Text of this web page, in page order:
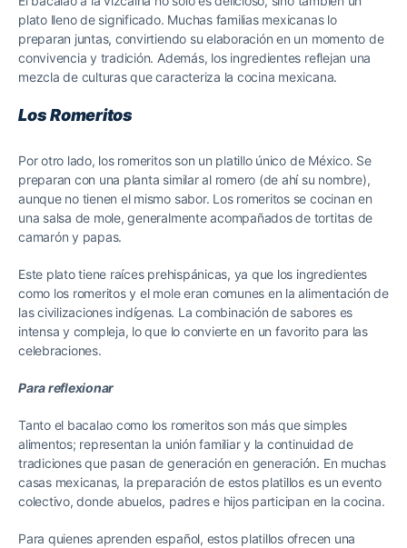
plato lleno de significado. Muchas familias mexicanas lo
preparan juntas, convirtiendo su elaboración en un momento de
convivencia y tradición. Además, los ingredientes reflejan una
mezcla de culturas que caracteriza la cocina mexicana.
Los Romeritos
Por otro lado, los romeritos son un platillo único de México. Se
preparan con una planta similar al romero (de ahí su nombre),
aunque no tienen el mismo sabor. Los romeritos se cocinan en
una salsa de mole, generalmente acompañados de tortitas de
camarón y papas.
Este plato tiene raíces prehispánicas, ya que los ingredientes
como los romeritos y el mole eran comunes en la alimentación de
las civilizaciones indígenas. La combinación de sabores es
intensa y compleja, lo que lo convierte en un favorito para las
celebraciones.
Para reflexionar
Tanto el bacalao como los romeritos son más que simples
alimentos; representan la unión familiar y la continuidad de
tradiciones que pasan de generación en generación. En muchas
casas mexicanas, la preparación de estos platillos es un evento
colectivo, donde abuelos, padres e hijos participan en la cocina.
Para quienes aprenden español, estos platillos ofrecen una